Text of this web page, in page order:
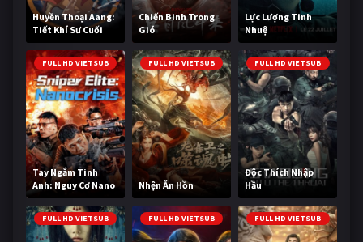
Huyền Thoại Aang:
Tiết Khí Sư Cuối
Cùng
Chiến Binh Trong
Gió
Lực Lượng Tinh
Nhuệ
FULL HD VIETSUB
Tay Ngắm Tinh
Anh: Nguy Cơ Nano
FULL HD VIETSUB
Nhện Ăn Hồn
FULL HD VIETSUB
Độc Thích Nhập
Hầu
FULL HD VIETSUB FULL HD VIETSUB FULL HD VIETSUB